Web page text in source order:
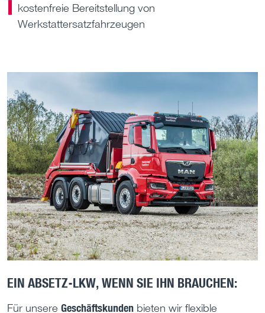
kostenfreie Bereitstellung von
Werkstattersatzfahrzeugen
EIN ABSETZ-LKW, WENN SIE IHN BRAUCHEN:
Für unsere Geschäftskunden bieten wir flexible